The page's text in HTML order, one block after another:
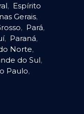
, Espírito
Gerais,
, Pará,
, Paraná,
Norte,
do Sul,
Paulo,